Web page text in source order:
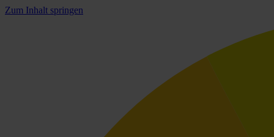
Zum Inhalt springen